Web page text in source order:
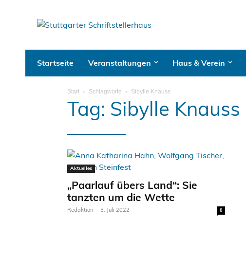
Startseite Veranstaltungen Haus & Verein
Start Schlagworte Sibylle Knauss
Tag: Sibylle Knauss
Aktuelles
„Paarlauf übers Land“: Sie
tanzten um die Wette
Redaktion - 5. Juli 2022 0